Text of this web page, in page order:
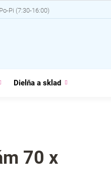
Dielňa a sklad
70 x